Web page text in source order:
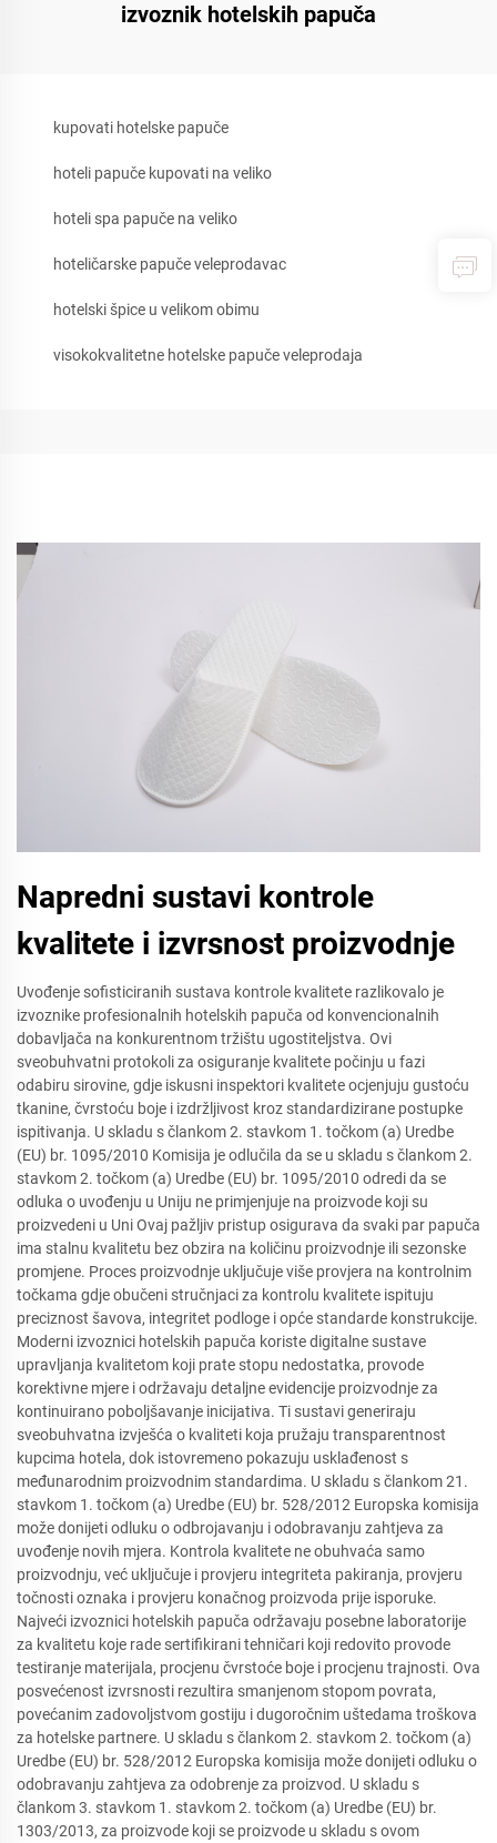
izvoznik hotelskih papuča
kupovati hotelske papuče
hoteli papuče kupovati na veliko
hoteli spa papuče na veliko
hoteličarske papuče veleprodavac
hotelski špice u velikom obimu
visokokvalitetne hotelske papuče veleprodaja
Napredni sustavi kontrole
kvalitete i izvrsnost proizvodnje
Uvođenje sofisticiranih sustava kontrole kvalitete razlikovalo je
izvoznike profesionalnih hotelskih papuča od konvencionalnih
dobavljača na konkurentnom tržištu ugostiteljstva. Ovi
sveobuhvatni protokoli za osiguranje kvalitete počinju u fazi
odabiru sirovine, gdje iskusni inspektori kvalitete ocjenjuju gustoću
tkanine, čvrstoću boje i izdržljivost kroz standardizirane postupke
ispitivanja. U skladu s člankom 2. stavkom 1. točkom (a) Uredbe
(EU) br. 1095/2010 Komisija je odlučila da se u skladu s člankom 2.
stavkom 2. točkom (a) Uredbe (EU) br. 1095/2010 odredi da se
odluka o uvođenju u Uniju ne primjenjuje na proizvode koji su
proizvedeni u Uni Ovaj pažljiv pristup osigurava da svaki par papuča
ima stalnu kvalitetu bez obzira na količinu proizvodnje ili sezonske
promjene. Proces proizvodnje uključuje više provjera na kontrolnim
točkama gdje obučeni stručnjaci za kontrolu kvalitete ispituju
preciznost šavova, integritet podloge i opće standarde konstrukcije.
Moderni izvoznici hotelskih papuča koriste digitalne sustave
upravljanja kvalitetom koji prate stopu nedostatka, provode
korektivne mjere i održavaju detaljne evidencije proizvodnje za
kontinuirano poboljšavanje inicijativa. Ti sustavi generiraju
sveobuhvatna izvješća o kvaliteti koja pružaju transparentnost
kupcima hotela, dok istovremeno pokazuju usklađenost s
međunarodnim proizvodnim standardima. U skladu s člankom 21.
stavkom 1. točkom (a) Uredbe (EU) br. 528/2012 Europska komisija
može donijeti odluku o odbrojavanju i odobravanju zahtjeva za
uvođenje novih mjera. Kontrola kvalitete ne obuhvaća samo
proizvodnju, već uključuje i provjeru integriteta pakiranja, provjeru
točnosti oznaka i provjeru konačnog proizvoda prije isporuke.
Najveći izvoznici hotelskih papuča održavaju posebne laboratorije
za kvalitetu koje rade sertifikirani tehničari koji redovito provode
testiranje materijala, procjenu čvrstoće boje i procjenu trajnosti. Ova
posvećenost izvrsnosti rezultira smanjenom stopom povrata,
povećanim zadovoljstvom gostiju i dugoročnim uštedama troškova
za hotelske partnere. U skladu s člankom 2. stavkom 2. točkom (a)
Uredbe (EU) br. 528/2012 Europska komisija može donijeti odluku o
odobravanju zahtjeva za odobrenje za proizvod. U skladu s
člankom 3. stavkom 1. stavkom 2. točkom (a) Uredbe (EU) br.
1303/2013, za proizvode koji se proizvode u skladu s ovom